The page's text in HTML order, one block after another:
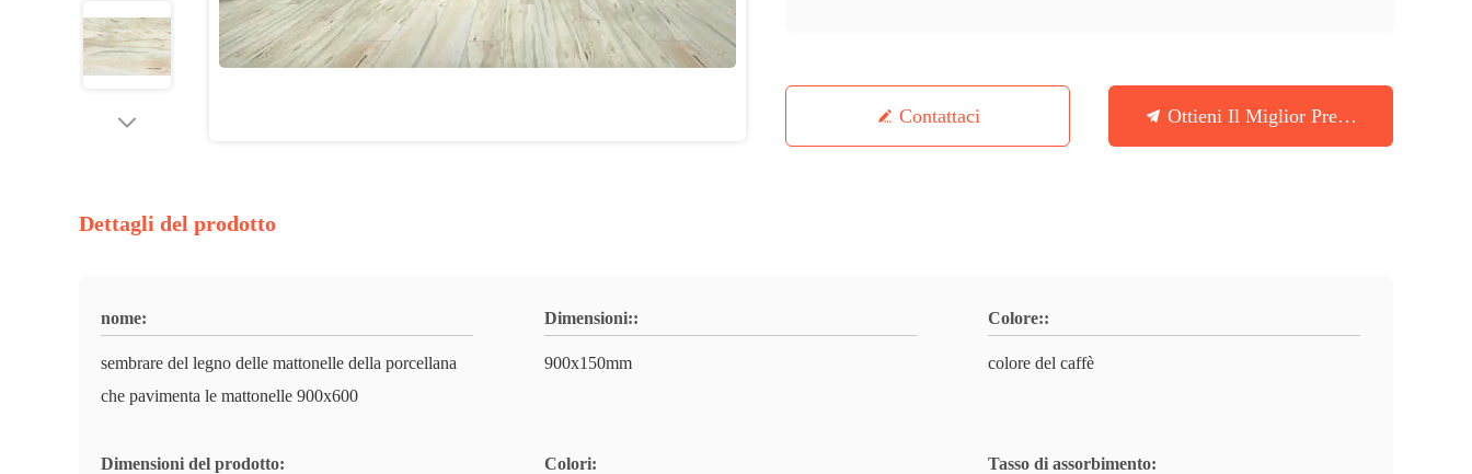
Contattaci Ottieni Il Miglior Prezzo
Dettagli del prodotto
nome:
sembrare del legno delle mattonelle della porcellana
che pavimenta le mattonelle 900x600
Dimensioni::
900x150mm
Colore::
colore del caffè
Dimensioni del prodotto: Colori: Tasso di assorbimento: